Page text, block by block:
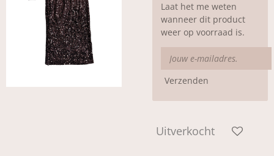
Laat het me weten
wanneer dit product
weer op voorraad is.
Verzenden
Uitverkocht